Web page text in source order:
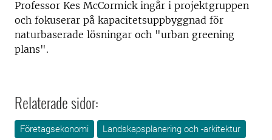
Professor Kes McCormickingår i projektgruppen
och fokuserar på kapacitetsuppbyggnad för
naturbaserade lösningar och "urban greening
plans".
Relaterade sidor:
Företagsekonomi
Landskapsplanering och -arkitektur